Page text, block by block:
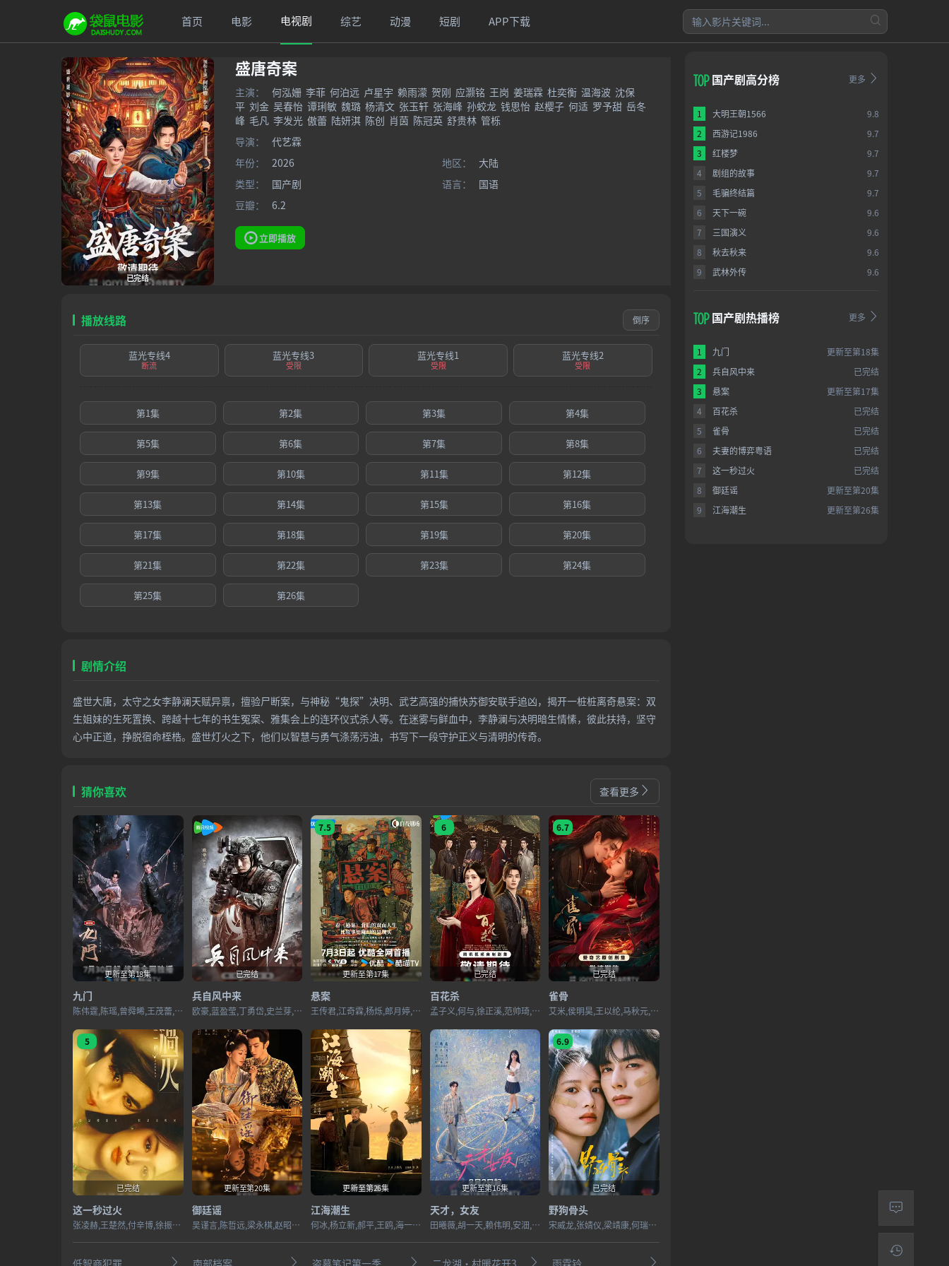
首页 电影 电视剧 综艺 动漫 短剧 APP下载
已完结
盛唐奇案
主演： 何泓姗 李菲 何泊远 卢星宇 赖雨濛 贺刚 应灏铭 王岗 姜瑞霖 杜奕衡 温海波 沈保
平 刘金 吴春怡 谭琍敏 魏璐 杨清文 张玉轩 张海峰 孙蛟龙 钱思怡 赵樱子 何适 罗予甜 岳冬
峰 毛凡 李发光 傲蕾 陆妍淇 陈创 肖茵 陈冠英 舒贵林 管栎
导演：
代艺霖
年份：
2026 地区：
大陆
类型：
国产剧 语言：
国语
豆瓣：
6.2
立即播放
播放线路 倒序
蓝光专线4
断流
蓝光专线3
受限
蓝光专线1
受限
蓝光专线2
受限
第1集 第2集 第3集 第4集
第5集 第6集 第7集 第8集
第9集 第10集 第11集 第12集
第13集 第14集 第15集 第16集
第17集 第18集 第19集 第20集
第21集 第22集 第23集 第24集
第25集 第26集
剧情介绍
盛世大唐，太守之女李静澜天赋异禀，擅验尸断案，与神秘“鬼探”决明、武艺高强的捕快苏御安联手追凶，揭开一桩桩离奇悬案：双
生姐妹的生死置换、跨越十七年的书生冤案、雅集会上的连环仪式杀人等。在迷雾与鲜血中，李静澜与决明暗生情愫，彼此扶持，坚守
心中正道，挣脱宿命桎梏。盛世灯火之下，他们以智慧与勇气涤荡污浊，书写下一段守护正义与清明的传奇。
猜你喜欢 查看更多
更新至第18集
九门
陈伟霆,陈瑶,曾舜晞,王茂蕾,王奕婷,李乃文,释小龙,应灏铭,季肖冰,胡耘豪,徐正溪,章涛,王祖一,刘畅,杨钧丞,杨昊博,陈鸿锦,吴圣麒,林秋楠,扈帷,雷丰瑞
已完结
兵自风中来
欧豪,蓝盈莹,丁勇岱,史兰芽,刘奕君,阮巨,李幼斌,侯勇,于景骁,王春宇,关亚军,杨舒,吴岳阳,张进,陈方舟,陈启杰,周德华,赵长洲,赵荀,费鲤齐,夏侯镔,徐洪浩,傅程鹏,谢心
7.5
更新至第17集
悬案
王传君,江奇霖,杨烁,郎月婷,岳云鹏,姜冠南,黄觉,曾美慧孜,公磊,王砚辉,艾丽娅,甘昀宸,刘丹,刘畅,刘洋,金泽灏,周野芒,董牧沙,葛四,翟小兴,尚铁龙,黄璐
6
已完结
百花杀
孟子义,何与,徐正溪,范帅琦,赖伟明,林子烨,董子凡,叶祖新,孔雪儿,何润东,张耀,张峻宁,高伟光,郑希怡,陈鹤一,邱心志,田雷,赵志伟,曹卫宇,荣妍,戴春荣,杨童舒,周静波,朱俊麟,曹阳明珠
6.7
已完结
雀骨
艾米,侯明昊,王以纶,马秋元,米热,何润东,刘令姿,郑雅文,陶昕然,程莉莎,王丽坤,金莎,庞博,苏袀禾,满江,盛一伦,党涛,张雨剑,锦超,王润泽,杨凯淳,程宇峰,邵桐,博尔吉特,蒋中炜,延霈,郑雨轩,陈一诺,雷浩轩,曲芷含,王靖雯,焦建,张千叶
5
已完结
这一秒过火
张凌赫,王楚然,付辛博,徐振轩,鹤秋,王籽苏,胡杏儿,沙宝亮,吴莫愁,毛孩,鹿骐,苇青,刘令姿,康可人,陈东阳,黄博远,斓曦,张弓,金俊秀,陈欣予
更新至第20集
御廷谣
吴谨言,陈哲远,梁永棋,赵昭仪,张南,郭品超,盛一伦,吴岱融,黄祖鑫,宋麒
更新至第26集
江海潮生
何冰,杨立新,郝平,王鸥,海一天,黑子,谭洋,焦刚,丁柳元,焉栩嘉,陈乔恩,刘佳,毕彦君,董勇,沈保平,何中华,刘向京,仁龙,周征波,李佳宁,张喜前,臧金生,徐僧,王建新,张风,刘蕾,侯析焱,秦天宇,辛鹏
更新至第16集
天才，女友
田曦薇,胡一天,赖伟明,安沺,夏浩然,厉嘉琪,孙梦秋,李佑川,邬家楷
6.9
已完结
野狗骨头
宋威龙,张婧仪,梁靖康,何瑞贤,练练,何明翰,周铁,赵龙豪,田征,苗若芃,杨雪儿,严智超,曲靖,孙亦鸿,汤加文,吴其江,吴弘,凌美仕,惠园,周俞辰,陈子萱
低智商犯罪 南部档案 盗墓笔记第一季 二龙湖·村暖花开3 雨霖铃
更多
国产剧高分榜
9.8
1
大明王朝1566
9.7
2
西游记1986
9.7
3
红楼梦
9.7
4
剧组的故事
9.7
5
毛骗终结篇
9.6
6
天下一碗
9.6
7
三国演义
9.6
8
秋去秋来
9.6
9 武林外传
更多
国产剧热播榜
更新至第18集
1
九门
已完结
2
兵自风中来
更新至第17集
3
悬案
已完结
4
百花杀
已完结
5
雀骨
已完结
6
夫妻的博弈粤语
已完结
7
这一秒过火
更新至第20集
8
御廷谣
更新至第26集
9 江海潮生